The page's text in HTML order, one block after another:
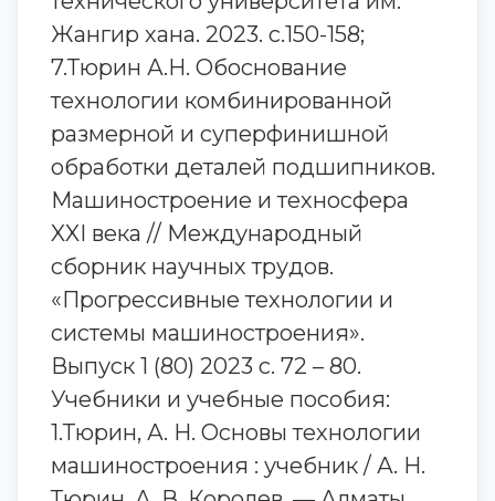
Жангир хана. 2023. с.150-158;
7.Тюрин А.Н. Обоснование
технологии комбинированной
размерной и суперфинишной
обработки деталей подшипников.
Машиностроение и техносфера
XXI века // Международный
сборник научных трудов.
«Прогрессивные технологии и
системы машиностроения».
Выпуск 1 (80) 2023 с. 72 – 80.
Учебники и учебные пособия:
1.Тюрин, А. Н. Основы технологии
машиностроения : учебник / А. Н.